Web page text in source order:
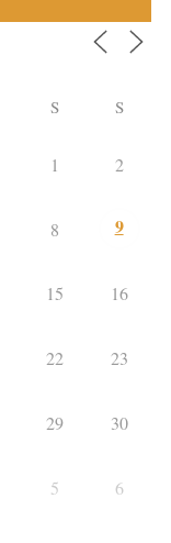
S S
1 2
8 9
15 16
22 23
29 30
5 6